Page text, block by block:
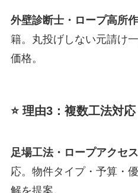
外壁診断士・ロープ高所
籍。丸投げしない元請け
価格。
⭐ 理由3：複数工法対応
足場工法・ロープアクセ
応。物件タイプ・予算・
解を提案。